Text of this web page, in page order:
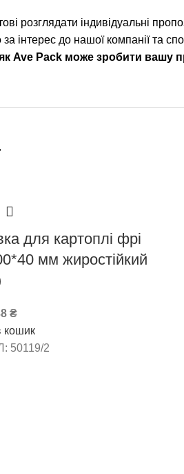
розглядати індивідуальні
інтерес до нашої компанії та
як Ave Pack може зробити
для картоплі фрі
мм жиростійкий
₴
кошик
50119/2